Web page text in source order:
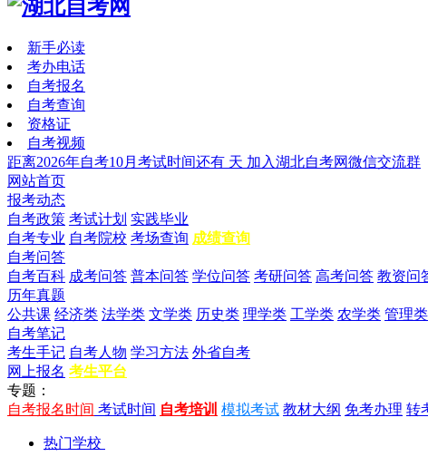
新手必读
考办电话
自考报名
自考查询
资格证
自考视频
距离2026年自考10月考试时间还有 天 加入湖北自考网微信交流群
网站首页
报考动态
自考政策 考试计划 实践毕业
自考专业 自考院校 考场查询 成绩查询
自考问答
自考百科 成考问答 普本问答 学位问答 考研问答 高考问答 教资问
历年真题
公共课 经济类 法学类 文学类 历史类 理学类 工学类 农学类 管理类
自考笔记
考生手记 自考人物 学习方法 外省自考
网上报名 考生平台
专题：
自考报名时间 考试时间 自考培训 模拟考试 教材大纲 免考办理 转
热门学校